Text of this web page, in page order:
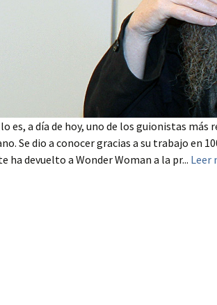
es, a día de hoy, uno de los guionistas
Se dio a conocer gracias a su trabajo en
ha devuelto a Wonder Woman a la pr... Leer